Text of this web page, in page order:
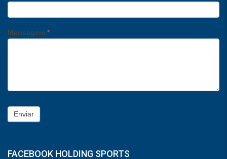
Mensagem *
Enviar
FACEBOOK HOLDING SPORTS